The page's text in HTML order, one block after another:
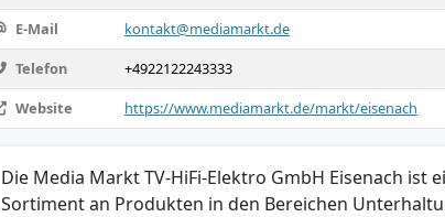
E-Mail
kontakt@mediamarkt.de
Telefon
+4922122243333
Website
https://www.mediamarkt.de/markt/eisenach
Die Media Markt TV-HiFi-Elektro GmbH Eisenach ist
Sortiment an Produkten in den Bereichen